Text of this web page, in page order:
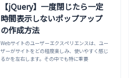
【jQuery】一度閉じたら一定
時間表示しないポップアップ
の作成方法
Webサイトのユーザーエクスペリエンスは、ユー
ザーがサイトをどの程度楽しみ、使いやすく感じ
るかを左右します。その中でも特に重要